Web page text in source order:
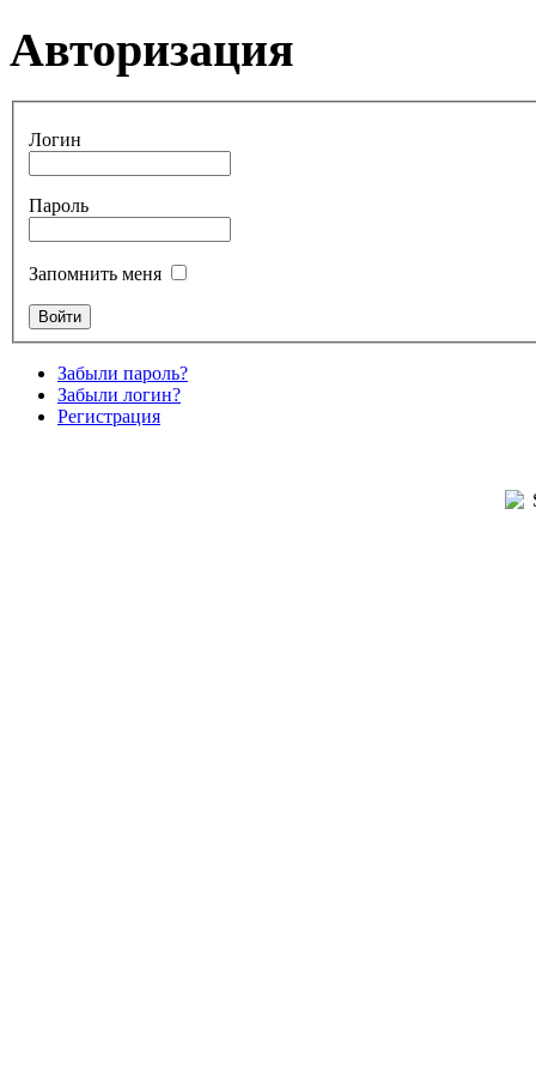
Авторизация
Логин
Пароль
Запомнить меня
Забыли пароль?
Забыли логин?
Регистрация